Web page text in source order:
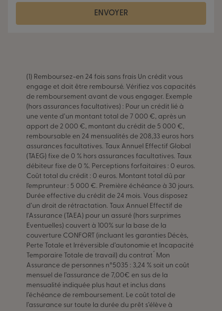
ENVOYER
(1) Remboursez-en 24 fois sans frais Un crédit vous
engage et doit être remboursé. Vérifiez vos capacités
de remboursement avant de vous engager. Exemple
(hors assurances facultatives) : Pour un crédit lié à
une vente d’un montant total de 7 000 €, après un
apport de 2 000 €, montant du crédit de 5 000 €,
remboursable en 24 mensualités de 208,33 euros hors
assurances facultatives. Taux Annuel Effectif Global
(TAEG) fixe de 0 % hors assurances facultatives. Taux
débiteur fixe de 0 %. Perceptions forfaitaires : 0 euros.
Coût total du crédit : 0 euros. Montant total dû par
l'emprunteur : 5 000 €. Première échéance à 30 jours.
Durée effective du crédit de 24 mois. Vous disposez
d’un droit de rétractation. Taux Annuel Effectif de
l'Assurance (TAEA) pour un assuré (hors surprimes
Eventuelles) couvert à 100% sur la base de la
couverture CONFORT (incluant les garanties Décès,
Perte Totale et Irréversible d’autonomie et Incapacité
Temporaire Totale de travail) du contrat ́ Mon
Assurance de personnes n°5035 : 3,24 % soit un coût
mensuel de l’assurance de 7,00€ en sus de la
mensualité indiquée plus haut et inclus dans
l’échéance de remboursement. Le coût total de
l’assurance sur toute la durée du prêt s’élève à